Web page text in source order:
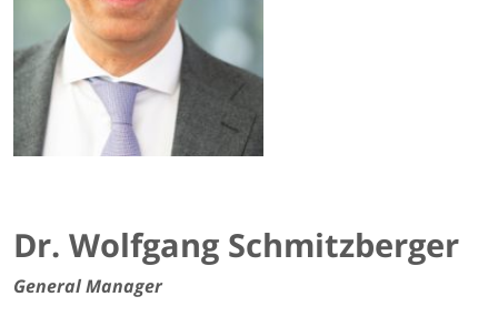
Dr. Wolfgang Schmitzberger
General Manager